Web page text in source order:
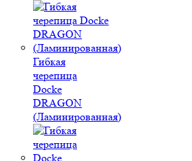
Гибкая
черепица
Docke
DRAGON
(Ламинированная)